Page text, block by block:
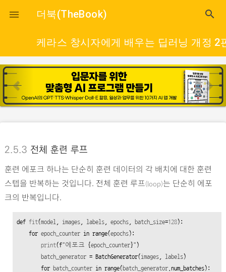
close
 더북(TheBook) search
케라스 창시자에게 배우는 딥러닝 개정 2
p
r
e
u
s
n
e
x
2.5.3 전체 훈련 루프
훈련 에포크 하나는 단순히 훈련 데이터의 각 배치에 대한 훈련
스텝을 반복하는 것입니다. 전체 훈련 루프(loop)는 단순히 에포
크의 반복입니다.
def fit(model images, labels, epochs, batch_size=128):
for epoch_counter in range(epochs):
print(f"에포크 {epoch_counter}" )
batch_generator = BatchGenerator(images, labels)
for batch_counter in range(batch_generator.num_batches):